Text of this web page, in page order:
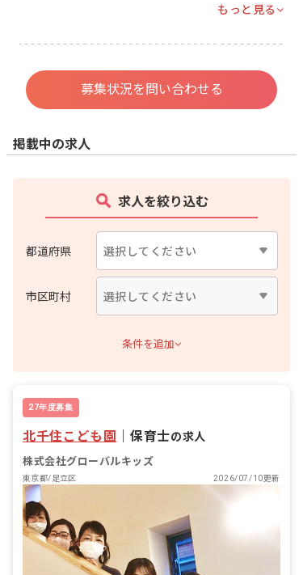
もっと見る
募集状況を問い合わせる
掲載中の求人
求人を絞り込む
都道府県
市区町村
条件を追加
27年度募集
北千住こども園 ｜保育士の求人
株式会社グローバルキッズ
東京都/足立区 2026/07/10更新